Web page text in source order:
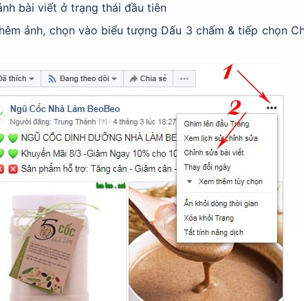
bài viết ở trạng thái đầu tiên
ảnh, chọn vào biểu tượng Dấu 3 chấm & tiếp chọn